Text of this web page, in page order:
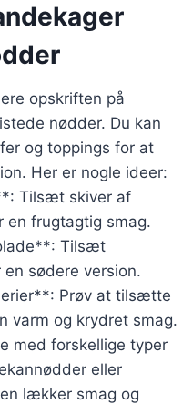
opskriften på
nødder. Du kan
og toppings for at
Her er nogle ideer:
Tilsæt skiver af
frugtagtig smag.
Tilsæt
sødere version.
Prøv at tilsætte
varm og krydret smag.
med forskellige typer
eller
lækker smag og